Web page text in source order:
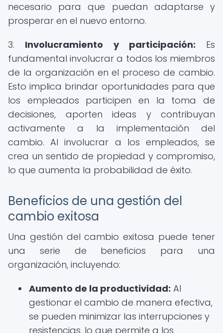
necesario para que puedan adaptarse y
prosperar en el nuevo entorno.
3. Involucramiento y participación: Es
fundamental involucrar a todos los miembros
de la organización en el proceso de cambio.
Esto implica brindar oportunidades para que
los empleados participen en la toma de
decisiones, aporten ideas y contribuyan
activamente a la implementación del
cambio. Al involucrar a los empleados, se
crea un sentido de propiedad y compromiso,
lo que aumenta la probabilidad de éxito.
Beneficios de una gestión del
cambio exitosa
Una gestión del cambio exitosa puede tener
una serie de beneficios para una
organización, incluyendo:
Aumento de la productividad: Al
gestionar el cambio de manera efectiva,
se pueden minimizar las interrupciones y
resistencias, lo que permite a los